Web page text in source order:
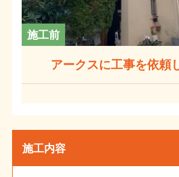
施工前
アークスに工事を依頼
施工内容